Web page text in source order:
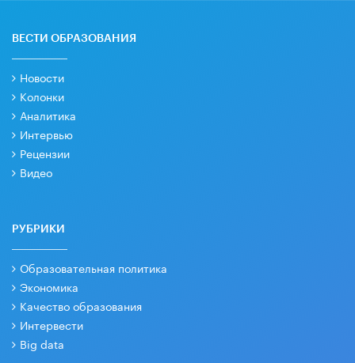
ВЕСТИ ОБРАЗОВАНИЯ
Новости
Колонки
Аналитика
Интервью
Рецензии
Видео
РУБРИКИ
Образовательная политика
Экономика
Качество образования
Интервести
Big data